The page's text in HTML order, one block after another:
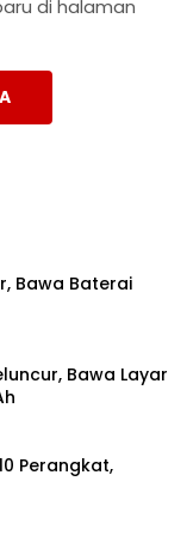
di halaman
Bawa Baterai
Bawa Layar
Perangkat,